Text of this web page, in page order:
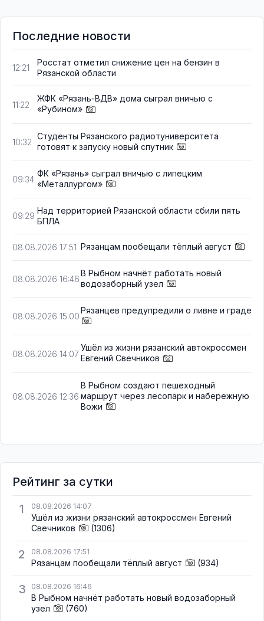
Последние новости
12:21
Росстат отметил снижение цен на бензин в
Рязанской области
11:22
ЖФК «Рязань-ВДВ» дома сыграл вничью с
«Рубином»
10:32
Студенты Рязанского радиотуниверситета
готовят к запуску новый спутник
09:34
ФК «Рязань» сыграл вничью с липецким
«Металлургом»
09:29
Над территорией Рязанской области сбили пять
БПЛА
08.08.2026 17:51 Рязанцам пообещали тёплый август
08.08.2026 16:46
В Рыбном начнёт работать новый
водозаборный узел
08.08.2026 15:00
Рязанцев предупредили о ливне и граде
08.08.2026 14:07
Ушёл из жизни рязанский автокроссмен
Евгений Свечников
08.08.2026 12:36
В Рыбном создают пешеходный
маршрут через лесопарк и набережную
Вожи
Рейтинг за сутки
1
08.08.2026 14:07
Ушёл из жизни рязанский автокроссмен Евгений
Свечников
(1306)
2 08.08.2026 17:51
Рязанцам пообещали тёплый август (934)
3 08.08.2026 16:46
В Рыбном начнёт работать новый водозаборный
узел
(760)